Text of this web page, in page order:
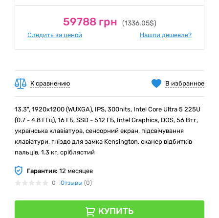
59788 грн (1336.05$)
Следить за ценой Нашли дешевле?
В избранное
К сравнению
13.3", 1920x1200 (WUXGA), IPS, 300nits, Intel Core Ultra 5 225U
(0.7 - 4.8 ГГц), 16 ГБ, SSD - 512 ГБ, Intel Graphics, DOS, 56 Втг,
українська клавіатура, сенсорний екран, підсвічування
клавіатури, гніздо для замка Kensington, сканер відбитків
пальців, 1.3 кг, сріблястий
Гарантия: 12 месяцев
0 Отзывы (0)
КУПИТЬ